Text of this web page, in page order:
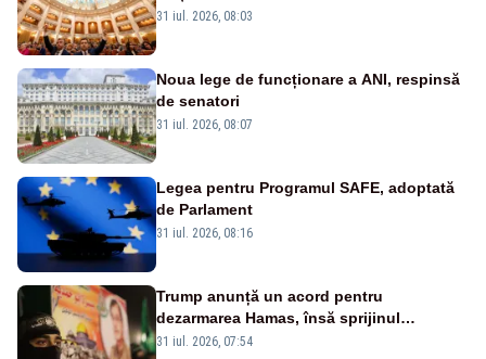
31 iul. 2026, 08:03
Noua lege de funcționare a ANI, respinsă
de senatori
31 iul. 2026, 08:07
Legea pentru Programul SAFE, adoptată
de Parlament
31 iul. 2026, 08:16
Trump anunță un acord pentru
dezarmarea Hamas, însă sprijinul
Israelului rămâne incert
31 iul. 2026, 07:54